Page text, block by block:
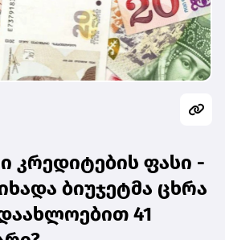
კრედიტების ფასი -
ბიუჯეტმა ცხრა
41